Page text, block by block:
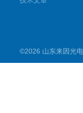
©2026 山东来因光